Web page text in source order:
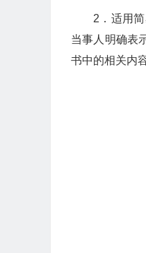
2．适用
当事人明确表
书中的相关内